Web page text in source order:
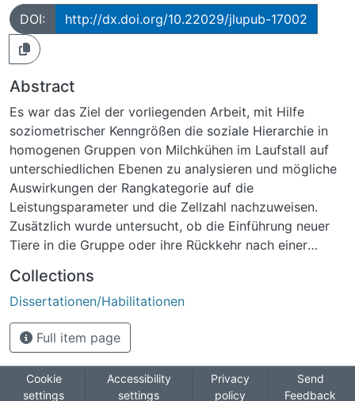
DOI: http://dx.doi.org/10.22029/jlupub-17002
Abstract
Es war das Ziel der vorliegenden Arbeit, mit Hilfe
soziometrischer Kenngrößen die soziale Hierarchie in
homogenen Gruppen von Milchkühen im Laufstall auf
unterschiedlichen Ebenen zu analysieren und mögliche
Auswirkungen der Rangkategorie auf die
Leistungsparameter und die Zellzahl nachzuweisen.
Zusätzlich wurde untersucht, ob die Einführung neuer
Tiere in die Gruppe oder ihre Rückkehr nach einer
auslöst und zu gesteigerter Aggressivität führt. Drei
Herden mit 46, 48 oder 73 Milchkühen auf zwei
verschiedenen Betrieben wurden visuell direkt
beobachtet. Für die Analyse des Einflusses von
Zielgrößen von Leistung und Gesundheit (Milchmenge,
Fett-%, Eiweiß-%, und Zellzahl) kam die univariate
Collections
Dissertationen/Habilitationen
Full item page
Cookie
settings
Accessibility
settings
Privacy
policy
Send
Feedback